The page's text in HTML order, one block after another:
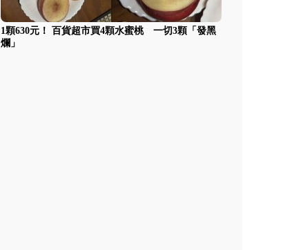
1顆630元！ 百貨超市買4顆水蜜桃 一切3顆「發黑
爛」